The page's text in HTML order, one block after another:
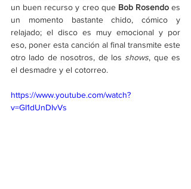
un buen recurso y creo que Bob Rosendo es
un momento bastante chido, cómico y
relajado; el disco es muy emocional y por
eso, poner esta canción al final transmite este
otro lado de nosotros, de los shows, que es
el desmadre y el cotorreo.
https://www.youtube.com/watch?
v=GI1dUnDIvVs